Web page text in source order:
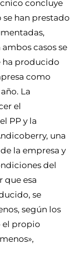
concluye
se han prestado
casos se
ha producido
como
La
el
PP y la
una
la empresa y
del
que esa
se
según los
el propio